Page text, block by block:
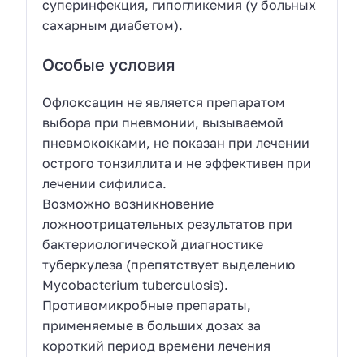
суперинфекция, гипогликемия (у больных
сахарным диабетом).
Особые условия
Офлоксацин не является препаратом
выбора при пневмонии, вызываемой
пневмококками, не показан при лечении
острого тонзиллита и не эффективен при
лечении сифилиса.
Возможно возникновение
ложноотрицательных результатов при
бактериологической диагностике
туберкулеза (препятствует выделению
Mycobacterium tuberculosis).
Противомикробные препараты,
применяемые в больших дозах за
короткий период времени лечения